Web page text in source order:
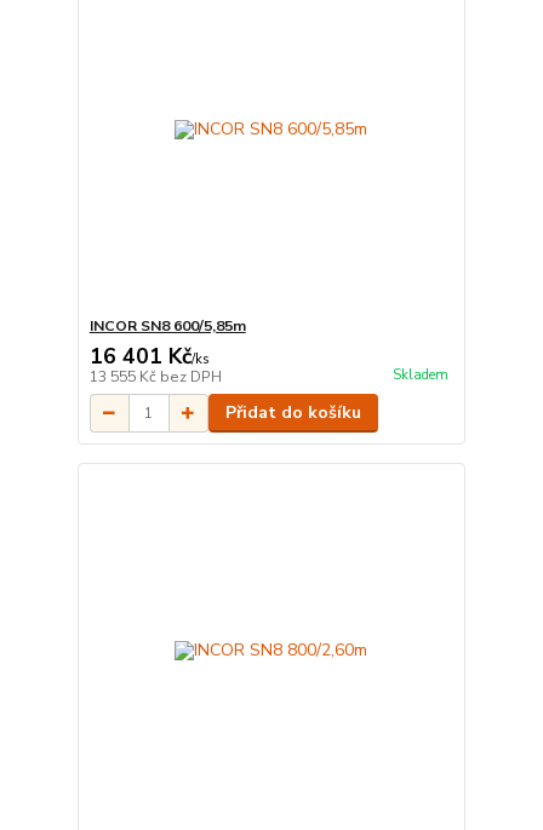
INCOR SN8 600/5,85m
16 401 Kč/ks
13 555 Kč bez DPH Skladem
Přidat do košíku